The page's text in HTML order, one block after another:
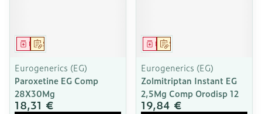
Sur prescription
Médicament
Eurogenerics (EG)
Paroxetine EG Comp
28X30Mg
18,31 €
Sur prescription
Médicament
Eurogenerics (EG)
Zolmitriptan Instant EG
2,5Mg Comp Orodisp 12
19,84 €